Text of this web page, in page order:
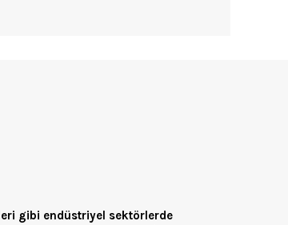
gibi endüstriyel sektörlerde